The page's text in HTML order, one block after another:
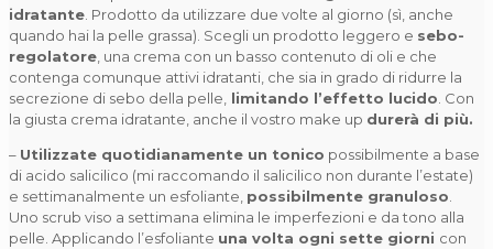
idratante. Prodotto da utilizzare due volte al giorno (sì, anche
quando hai la pelle grassa). Scegli un prodotto leggero e sebo-
regolatore, una crema con un basso contenuto di oli e che
contenga comunque attivi idratanti, che sia in grado di ridurre la
secrezione di sebo della pelle, limitando l’effetto lucido. Con
la giusta crema idratante, anche il vostro make up durerà di più.
– Utilizzate quotidianamente un tonico possibilmente a base
di acido salicilico (mi raccomando il salicilico non durante l’estate)
e settimanalmente un esfoliante, possibilmente granuloso.
Uno scrub viso a settimana elimina le imperfezioni e da tono alla
pelle. Applicando l’esfoliante una volta ogni sette giorni con